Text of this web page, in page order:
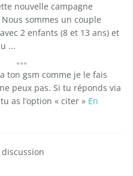
nouvelle campagne
Nous sommes un couple
2 enfants (8 et 13 ans) et
...
ton gsm comme je le fais
peux pas. Si tu réponds via
as l’option « citer » En